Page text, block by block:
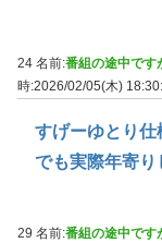
24 名前:番組の途中です
時:2026/02/05(木)
すげーゆとり仕
でも実際年寄り
29 名前:番組の途中です